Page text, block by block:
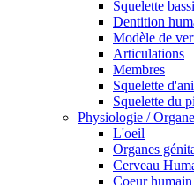
Squelette
Dentition
Modèle de
Articulations
Membres
Squelette
Squelette du
Physiologie /
L'oeil
Organes
Cerveau
Coeur